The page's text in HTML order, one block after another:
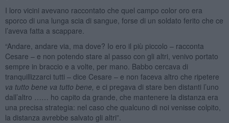
I loro vicini avevano raccontato che quel campo color oro era
sporco di una lunga scia di sangue, forse di un soldato ferito che ce
l’aveva fatta a scappare.
“Andare, andare via, ma dove? Io ero il più piccolo – racconta
Cesare – e non potendo stare al passo con gli altri, venivo portato
sempre in braccio e a volte, per mano. Babbo cercava di
tranquillizzarci tutti – dice Cesare – e non faceva altro che ripetere
va tutto bene va tutto bene, e ci pregava di stare ben distanti l’uno
dall’altro …… ho capito da grande, che mantenere la distanza era
una precisa strategia: nel caso che qualcuno di noi venisse colpito,
la distanza avrebbe salvato gli altri”.